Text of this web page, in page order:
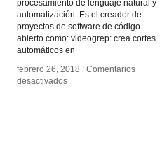
procesamiento de lenguaje natural y
automatización. Es el creador de
proyectos de software de código
abierto como: videogrep: crea cortes
automáticos en
febrero 26, 2018 / Comentarios
desactivadosen
febrero 26, 2018 / Comentarios
desactivadosen